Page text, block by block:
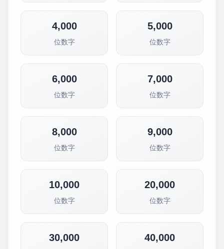
4,000
位数字
5,000
位数字
6,000
位数字
7,000
位数字
8,000
位数字
9,000
位数字
10,000
位数字
20,000
位数字
30,000 40,000